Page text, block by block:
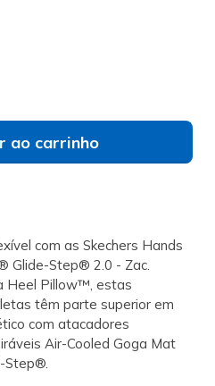
ao carrinho
com as Skechers Hands
Glide-Step® 2.0 - Zac.
Heel Pillow™, estas
têm parte superior em
com atacadores
Air-Cooled Goga Mat
Step®.